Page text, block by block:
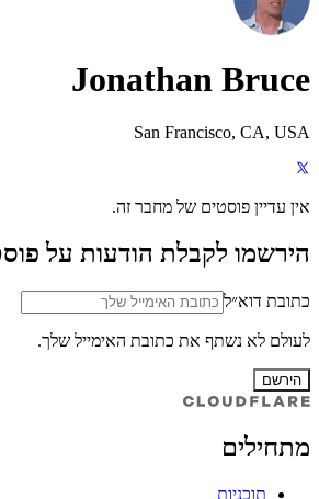
Jonathan Bruce
San Francisco, CA, USA
אין עדיין פוסטים של מחבר זה.
הירשמו לקבלת הודעות על
כתובת דוא״ל
לעולם לא נשתף את כתובת האימייל שלך.
הירשם
מתחילים
תוכניות